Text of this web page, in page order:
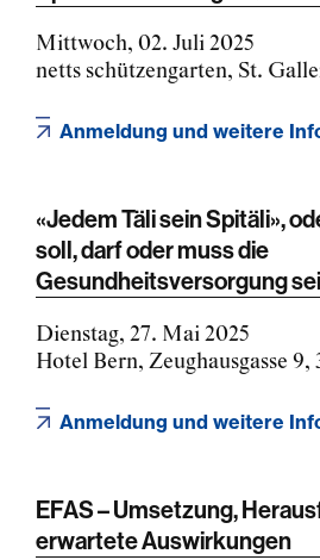
Mittwoch, 02. Juli 2025
netts schützengarten, St.
Anmeldung und weitere
«Jedem Täli sein Spitäli»,
soll, darf oder muss die
Gesundheitsversorgung
Dienstag, 27. Mai 2025
Hotel Bern, Zeughausgasse 9,
Anmeldung und weitere
EFAS – Umsetzung,
erwartete Auswirkungen